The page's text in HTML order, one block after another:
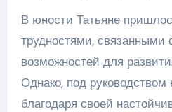
В юности Татьяне
трудностями, связанными
возможностей для
Однако, под руководством
благодаря своей